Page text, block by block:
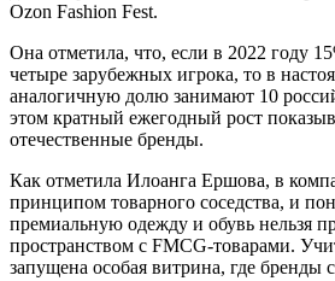
Ozon Fashion Fest.
Она отметила, что, если в 2022 году
четыре зарубежных игрока, то в
аналогичную долю занимают 10
этом кратный ежегодный рост
отечественные бренды.
Как отметила Илоанга Ершова, в
принципом товарного соседства, и
премиальную одежду и обувь нельзя
пространством с FMCG-товарами.
запущена особая витрина, где бренды